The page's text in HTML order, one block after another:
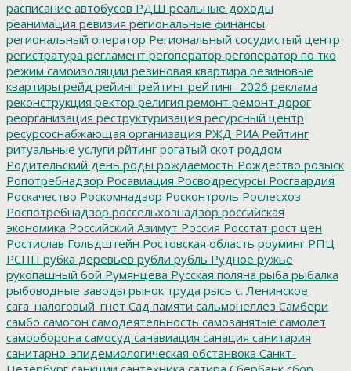
расписание автобусов РДШ реальные доходы
реанимация ревизия региональные финансы
региональный оператор Региональный сосудистый центр
регистратура регламент регоператор регоператор по тко
режим самоизоляции резиновая квартира резиновые
квартиры рейд рейинг рейтинг рейтинг_2026 реклама
реконструкция ректор религия ремонт ремонт дорог
реорганизация реструктуризация ресурсный центр
ресурсоснабжающая организация РЖД РИА Рейтинг
ритуальные услуги рйтинг рогатый скот роддом
Родительский день роды рождаемость Рождество розыск
Ропотребнадзор Росавиация Росводресурсы Росгвардия
Роскачество Роскомнадзор Росконтроль Рослесхоз
Роспотребнадзор россельхознадзор российская
экономика Российский Азимут Россия Росстат рост цен
Ростислав Гольдштейн Ростовская область роуминг РПЦ
РСПП рубка деревьев рубли рубль Рудное ружье
рукопашный бой Румянцева Русская поляна рыба рыбалка
рыбоводные заводы рынок труда рысь с. Ленинское
сага_налоговый_гнет Сад памяти сальмонеллез Самбери
самбо самогон самодеятельность самозанятые самолет
самооборона самосуд санавиация санация санитария
санитарно-эпидемиологическая обстанвока Санкт-